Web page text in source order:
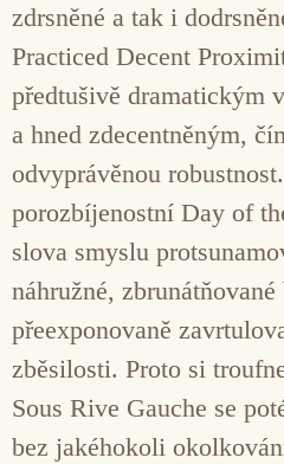
zdrsněné a tak i
Practiced Decent
předtušivě dramatickým
a hned zdecentněným,
odvyprávěnou
porozbíjenostní Day of
slova smyslu
náhružné,
přeexponovaně
zběsilosti. Proto si
Sous Rive Gauche se
bez jakéhokoli